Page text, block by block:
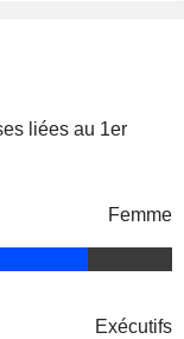
liées au 1er
Femme
Exécutifs